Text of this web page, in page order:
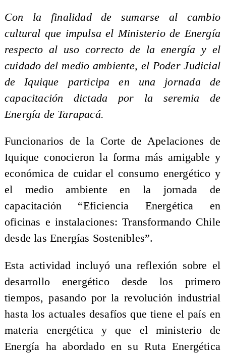
Con la finalidad de sumarse al cambio
cultural que impulsa el Ministerio de Energía
respecto al uso correcto de la energía y el
cuidado del medio ambiente, el Poder Judicial
de Iquique participa en una jornada de
capacitación dictada por la seremia de
Energía de Tarapacá.
Funcionarios de la Corte de Apelaciones de
Iquique conocieron la forma más amigable y
económica de cuidar el consumo energético y
el medio ambiente en la jornada de
capacitación “Eficiencia Energética en
oficinas e instalaciones: Transformando Chile
desde las Energías Sostenibles”.
Esta actividad incluyó una reflexión sobre el
desarrollo energético desde los primero
tiempos, pasando por la revolución industrial
hasta los actuales desafíos que tiene el país en
materia energética y que el ministerio de
Energía ha abordado en su Ruta Energética